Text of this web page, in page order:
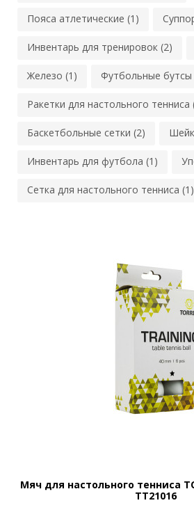
Пояса атлетические (1)
Инвентарь для тренировок (2)
Железо (1) Футбольные бутсы
Ракетки для настольного тенниса
Баскетбольные сетки (2)
Инвентарь для футбола (1)
Сетка для настольного тенниса (1)
Мяч для настольного тенниса
TT21016